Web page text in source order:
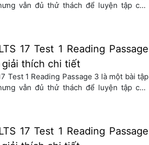
vẫn đủ thử thách để luyện tập cho
17 Test 1 Reading Passage
thích chi tiết
Test 1 Reading Passage 3 là một bài tập
vẫn đủ thử thách để luyện tập cho
17 Test 1 Reading Passage